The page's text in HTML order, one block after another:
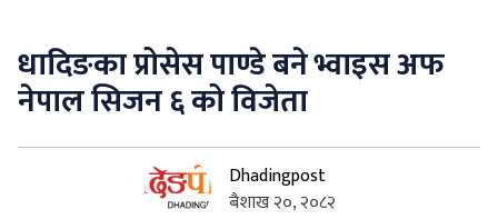
कृषि/सहकारी
साहित्य / संस्कृति
धादिङका प्रोसेस पाण्डे बने भ्वाइस अफ
नेपाल सिजन ६ को विजेता
Dhadingpost
बैशाख २०, २०८२